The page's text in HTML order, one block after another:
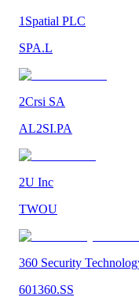
1Spatial PLC
SPA.L
2Crsi SA
AL2SI.PA
2U Inc
TWOU
360 Security
601360.SS